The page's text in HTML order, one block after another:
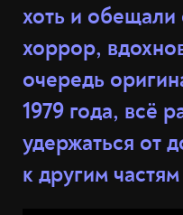
хоть и
хоррор,
очередь
1979 года, всё
удержаться от
к другим